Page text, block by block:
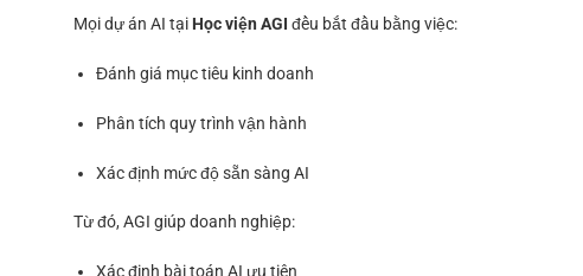
Mọi dự án AI tại Học viện AGI đều bắt đầu bằng việc:
Đánh giá mục tiêu kinh doanh
Phân tích quy trình vận hành
Xác định mức độ sẵn sàng AI
Từ đó, AGI giúp doanh nghiệp:
Xác định bài toán AI ưu tiên